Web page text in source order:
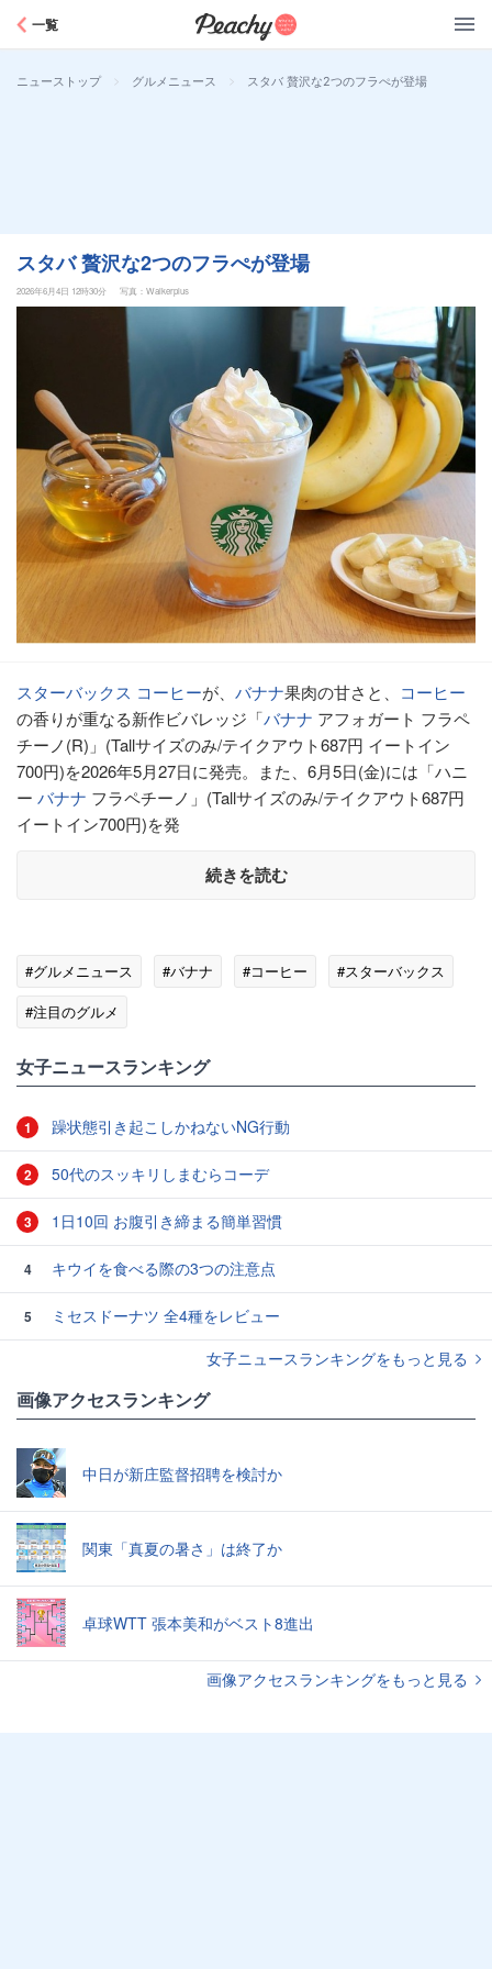
一覧
ニューストップ > グルメニュース > スタバ 贅沢な2つのフラぺが登場
スタバ 贅沢な2つのフラぺが登場
2026年6月4日 12時30分 写真：Walkerplus
スターバックス コーヒーが、 バナナ果肉の甘さと、 コーヒー
の香りが重なる新作ビバレッジ「バナナ アフォガート フラペ
チーノ(R)」(Tallサイズのみ/テイクアウト687円 イートイン
700円)を2026年5月27日に発売。また、6月5日(金)には「ハニ
ー バナナ フラペチーノ」(Tallサイズのみ/テイクアウト687円
イートイン700円)を発
続きを読む
#グルメニュース #バナナ #コーヒー
#スターバックス
#注目のグルメ
女子ニュースランキング
1 躁状態引き起こしかねないNG行動
2 50代のスッキリしまむらコーデ
3 1日10回 お腹引き締まる簡単習慣
4 キウイを食べる際の3つの注意点
5
ミセスドーナツ 全4種をレビュー
女子ニュースランキングをもっと見る
画像アクセスランキング
中日が新庄監督招聘を検討か
関東「真夏の暑さ」は終了か
卓球WTT 張本美和がベスト8進出
画像アクセスランキングをもっと見る